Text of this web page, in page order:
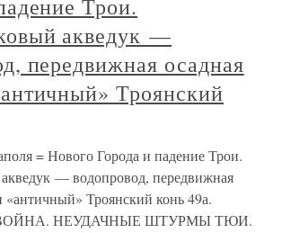
Трои.
акведук —
передвижная осадная
Троянский
= Нового Города и падение Трои.
— водопровод, передвижная
«античный» Троянский конь 49а.
НЕУДАЧНЫЕ ШТУРМЫ ТЮИ.